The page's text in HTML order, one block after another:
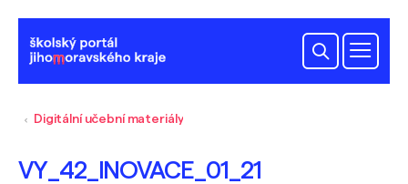
Digitální učební materiály
VY_42_INOVACE_01_21